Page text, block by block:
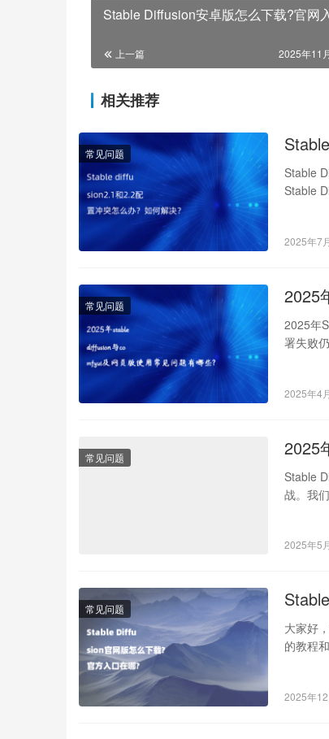
Stable Diffusion安卓版怎么下载?官网
上一篇 2025年11
相关推荐
常见问题
Stable
Stable
2025年7
常见问题 2025
2025年
署失败
2025年4
常见问题 2025
Stable
战。我
2025年5
常见问题
大家好
的教程
2025年